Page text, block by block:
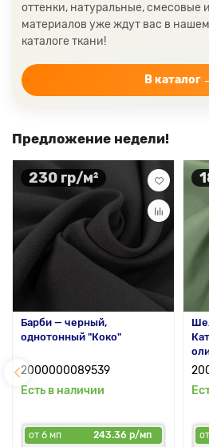
оттенки, натуральные, смесовые
материалов уже ждут вас в
каталоге ткани!
В каталог
Предложение недели!
230 гр/м²
Барби — черный,
однотонный "Коко"
2000000089539
Есть в наличии
от 6 мп
243.36 р/мп